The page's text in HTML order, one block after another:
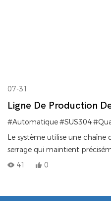
07-31
Ligne De Production
En Verre À Serrage
#Automatique#SUS304
Le système utilise une
serrage qui maintient
permet une rotation fluide à
l'intérieur de la bouteille et
41 0